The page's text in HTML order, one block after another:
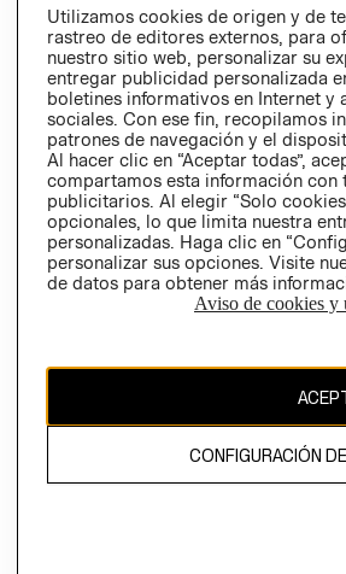
Chile ($)
El contenido de esta página web está
propiedad de H&M Hennes & Mauritz AB.
Utilizamos cookies de origen y de
rastreo de editores externos, para
nuestro sitio web, personalizar su
entregar publicidad personalizada
boletines informativos en Internet y
sociales. Con ese fin, recopilamos
patrones de navegación y el
Al hacer clic en “Aceptar todas”,
compartamos esta información
publicitarios. Al elegir “Solo
opcionales, lo que limita nuestra
personalizadas. Haga clic en
personalizar sus opciones. Visite
de datos para obtener más
Aviso de cookies y
CONFIGURACIÓN